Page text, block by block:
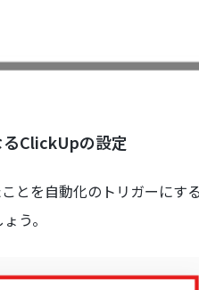
ClickUpの設定
とを自動化のトリガーにす
う。